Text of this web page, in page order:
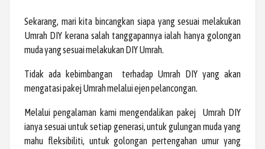
Sekarang, mari kita bincangkan siapa yang sesuai melakukan
Umrah DIY kerana salah tanggapannya ialah hanya golongan
muda yang sesuai melakukan DIY Umrah.
Tidak ada kebimbangan terhadap Umrah DIY yang akan
mengatasi pakej Umrah melalui ejen pelancongan.
Melalui pengalaman kami mengendalikan pakej Umrah DIY
ianya sesuai untuk setiap generasi, untuk gulungan muda yang
mahu fleksibiliti, untuk golongan pertengahan umur yang